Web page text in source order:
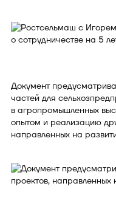
Документ
частей для
в агропромышленных
опытом и реализацию
направленных на